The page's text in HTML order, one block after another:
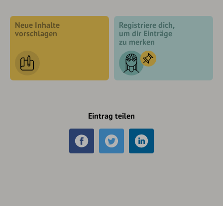
Neue Inhalte
vorschlagen
Registriere dich,
um dir Einträge
zu merken
Eintrag teilen